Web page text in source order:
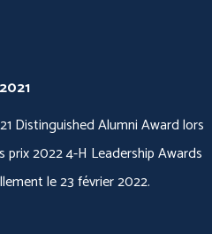
2021
Distinguished Alumni Award lors
2022 4-H Leadership Awards
le 23 février 2022.